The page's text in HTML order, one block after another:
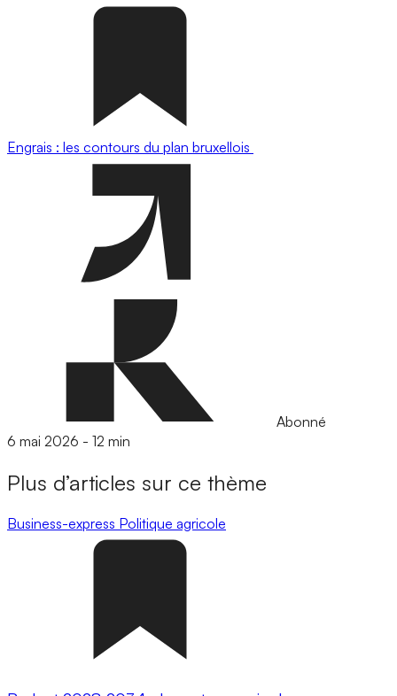
Engrais : les contours du plan bruxellois
Abonné
6 mai 2026 - 12 min
Plus d’articles sur ce thème
Business-express Politique agricole